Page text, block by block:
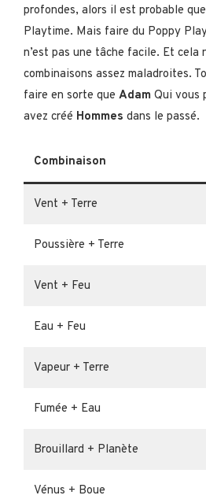
profondes, alors il est probable
Playtime. Mais faire du Poppy
n’est pas une tâche facile. Et cela
combinaisons assez maladroites.
faire en sorte que Adam Qui vous
avez créé Hommes dans le passé.
Combinaison
Vent + Terre
Poussière + Terre
Vent + Feu
Eau + Feu
Vapeur + Terre
Fumée + Eau
Brouillard + Planète
Vénus + Boue